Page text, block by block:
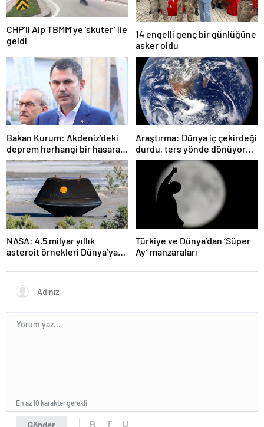
CHP’li Alp TBMM’ye ‘skuter’ ile
geldi
14 engelli genç bir günlüğüne
asker oldu
Bakan Kurum: Akdeniz’deki
deprem herhangi bir hasara
neden olmadı
Araştırma: Dünya iç çekirdeği
durdu, ters yönde dönüyor
olabilir
NASA: 4.5 milyar yıllık
asteroit örnekleri Dünya’ya
başlangıcına ışık tutabilir
Türkiye ve Dünya’dan ‘Süper
Ay’ manzaraları
Gönder
En az 10 karakter gerekli